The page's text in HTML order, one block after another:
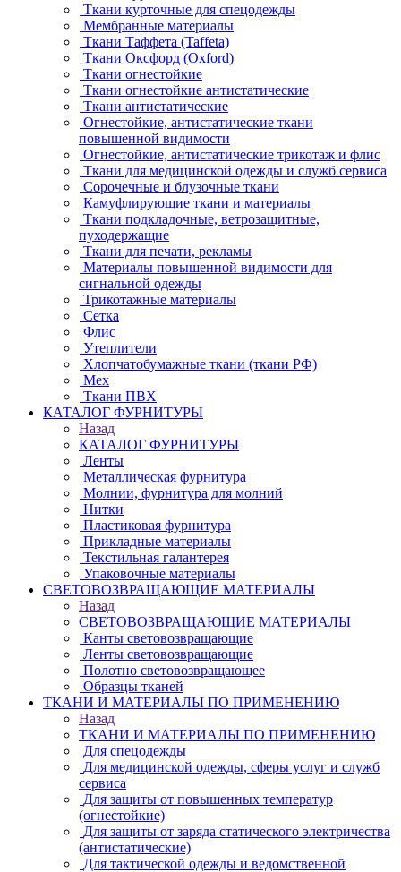
Ткани курточные для спецодежды
Мембранные материалы
Ткани Таффета (Taffeta)
Ткани Оксфорд (Oxford)
Ткани огнестойкие
Ткани огнестойкие антистатические
Ткани антистатические
Огнестойкие, антистатические ткани
повышенной видимости
Огнестойкие, антистатические трикотаж и флис
Ткани для медицинской одежды и служб сервиса
Сорочечные и блузочные ткани
Камуфлирующие ткани и материалы
Ткани подкладочные, ветрозащитные,
пуходержащие
Ткани для печати, рекламы
Материалы повышенной видимости для
сигнальной одежды
Трикотажные материалы
Сетка
Флис
Утеплители
Хлопчатобумажные ткани (ткани РФ)
Мех
Ткани ПВХ
КАТАЛОГ ФУРНИТУРЫ
Назад
КАТАЛОГ ФУРНИТУРЫ
Ленты
Металлическая фурнитура
Молнии, фурнитура для молний
Нитки
Пластиковая фурнитура
Прикладные материалы
Текстильная галантерея
Упаковочные материалы
СВЕТОВОЗВРАЩАЮЩИЕ МАТЕРИАЛЫ
Назад
СВЕТОВОЗВРАЩАЮЩИЕ МАТЕРИАЛЫ
Канты световозвращающие
Ленты световозвращающие
Полотно световозвращающее
Образцы тканей
ТКАНИ И МАТЕРИАЛЫ ПО ПРИМЕНЕНИЮ
Назад
ТКАНИ И МАТЕРИАЛЫ ПО ПРИМЕНЕНИЮ
Для спецодежды
Для медицинской одежды, сферы услуг и служб
сервиса
Для защиты от повышенных температур
(огнестойкие)
Для защиты от заряда статического электричества
(антистатические)
Для тактической одежды и ведомственной